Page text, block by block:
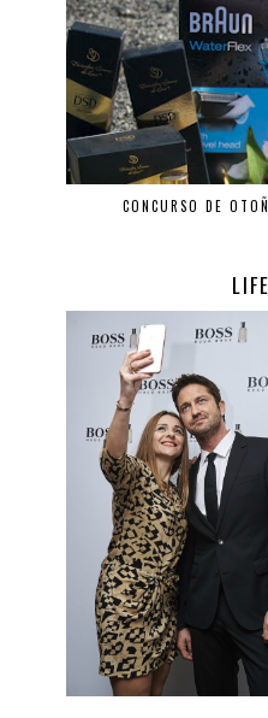
CONCURSO DE